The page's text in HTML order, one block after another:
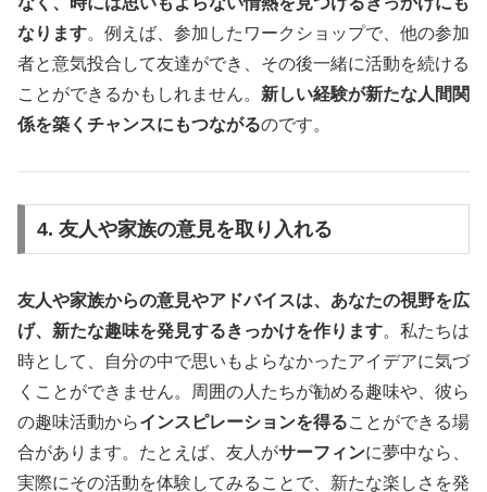
なります。例えば、参加したワークショップで、他の参加
者と意気投合して友達ができ、その後一緒に活動を続ける
ことができるかもしれません。 新しい経験が新たな人間関
係を築くチャンスにもつながるのです。
4. 友人や家族の意見を取り入れる
友人や家族からの意見やアドバイスは、あなたの視野を広
げ、新たな趣味を発見するきっかけを作ります。私たちは
時として、自分の中で思いもよらなかったアイデアに気づ
くことができません。周囲の人たちが勧める趣味や、彼ら
の趣味活動からインスピレーションを得ることができる場
合があります。たとえば、友人がサーフィンに夢中なら、
実際にその活動を体験してみることで、新たな楽しさを発